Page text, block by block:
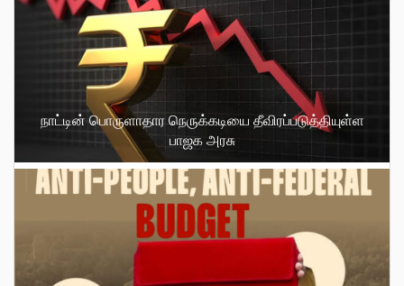
நாட்டின் பொருளாதார நெருக்கடியை தீவிரப்படுத்தியுள்ள
பாஜக அரசு